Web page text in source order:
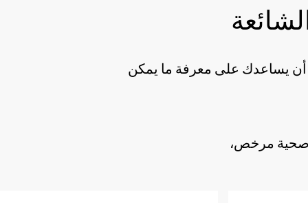
أن يساعدك على معرفة ما يمكن
صحية مرخص،